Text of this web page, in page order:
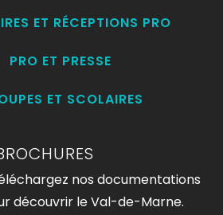
ET RÉCEPTIONS PRO
PRO ET PRESSE
ET SCOLAIRES
nos documentations
découvrir le Val-de-Marne.